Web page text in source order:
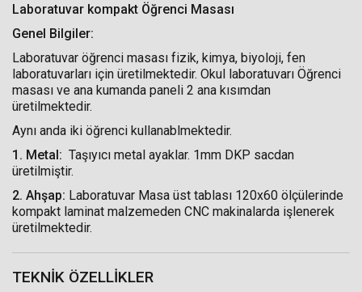
Laboratuvar kompakt Öğrenci Masası
Genel Bilgiler:
Laboratuvar öğrenci masası fizik, kimya, biyoloji, fen
laboratuvarları için üretilmektedir. Okul laboratuvarı Öğrenci
masası ve ana kumanda paneli 2 ana kısımdan
üretilmektedir.
Aynı anda iki öğrenci kullanablmektedir.
1. Metal: Taşıyıcı metal ayaklar. 1mm DKP sacdan
üretilmiştir.
2. Ahşap: Laboratuvar Masa üst tablası 120x60 ölçülerinde
kompakt laminat malzemeden CNC makinalarda işlenerek
üretilmektedir.
TEKNIK ÖZELLIKLER